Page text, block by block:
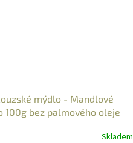
mýdlo - Mandlové
100g bez palmového oleje
Skladem